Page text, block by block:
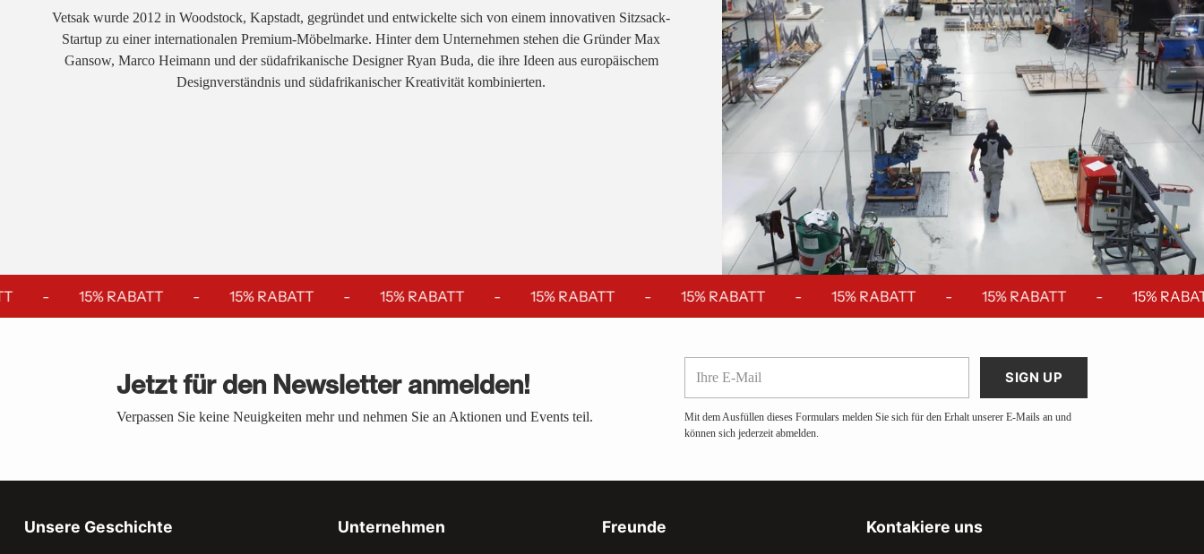
Vetsak wurde 2012 in Woodstock, Kapstadt, gegründet und entwickelte sich von einem innovativen Sitzsack-
Startup zu einer internationalen Premium-Möbelmarke. Hinter dem Unternehmen stehen die Gründer Max
Gansow, Marco Heimann und der südafrikanische Designer Ryan Buda, die ihre Ideen aus europäischem
Designverständnis und südafrikanischer Kreativität kombinierten.
15% RABATT 15% RABATT 15% RABATT 15% RABATT 15% RABATT 15% RABATT 15% RABATT 15%
Jetzt für den Newsletter anmelden!
Verpassen Sie keine Neuigkeiten mehr und nehmen Sie an Aktionen und Events teil.
Mail
SIGN UP
Mit dem Ausfüllen dieses Formulars melden Sie sich für den Erhalt unserer E-Mails an und
können sich jederzeit abmelden.
Unsere Geschichte Unternehmen Freunde Kontakiere uns